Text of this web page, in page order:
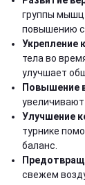
группы мышц
повышению
Укрепление
тела во
улучшает
Повышение
Улучшение
турнике
баланс.
свежем